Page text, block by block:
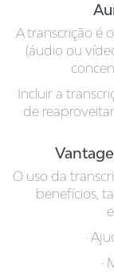
A transcrição é
(áudio ou
Incluir a
de
O uso da
benefícios,
·
·